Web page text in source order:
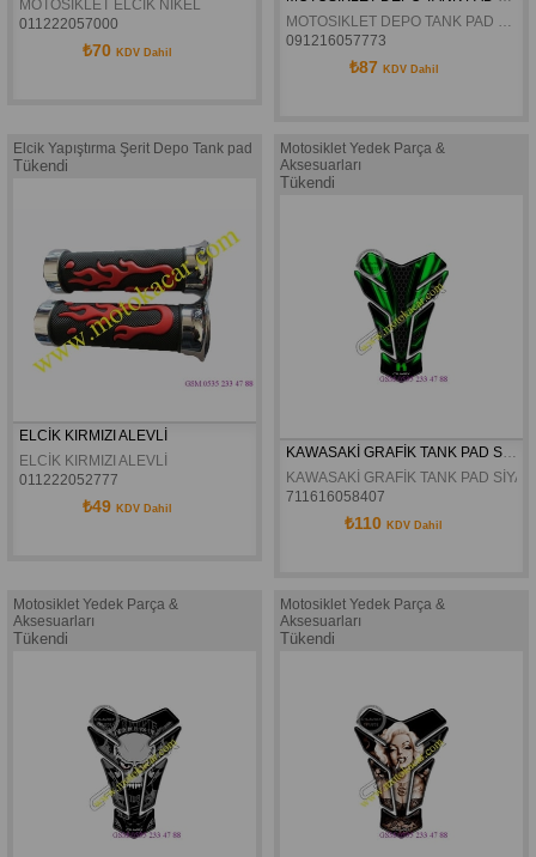
MOTOSİKLET ELCİK NİKEL
011222057000
₺70 KDV Dahil
MOTOSIKLET DEPO TANK PAD DAMPET EX-164
091216057773
₺87 KDV Dahil
Elcik Yapıştırma Şerit Depo Tank pad
Tükendi
ELCİK KIRMIZI ALEVLİ
ELCİK KIRMIZI ALEVLİ
011222052777
₺49 KDV Dahil
Motosiklet Yedek Parça &
Aksesuarları
Tükendi
KAWASAKİ GRAFİK TANK PAD SİYAH YEŞİL TPK 635
KAWASAKİ GRAFİK TANK PAD
711616058407
₺110KDV Dahil
Motosiklet Yedek Parça &
Aksesuarları
Tükendi
Motosiklet Yedek Parça &
Aksesuarları
Tükendi